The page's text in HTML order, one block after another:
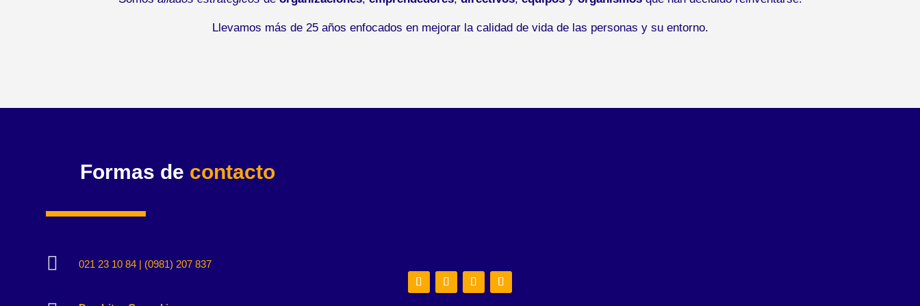
Llevamos más de 25 años enfocados en mejorar la calidad de vida de las personas y su entorno.
Formas de contacto
 021 23 10 84 | (0981) 207 837